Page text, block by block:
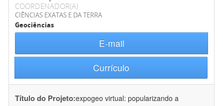
COORDENADOR(A)
CIÊNCIAS EXATAS E DA TERRA
Geociências
E-mail
Currículo
Título do Projeto:expogeo virtual: popularizando a